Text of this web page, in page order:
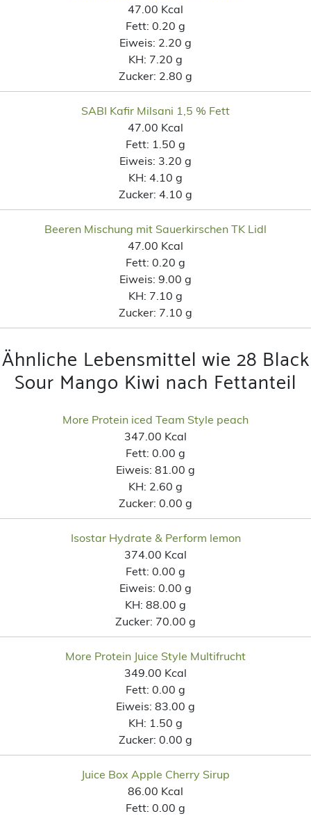
47.00 Kcal
Fett: 0.20 g
Eiweis: 2.20 g
KH: 7.20 g
Zucker: 2.80 g
SABI Kafir Milsani 1,5 % Fett
47.00 Kcal
Fett: 1.50 g
Eiweis: 3.20 g
KH: 4.10 g
Zucker: 4.10 g
Beeren Mischung mit Sauerkirschen TK Lidl
47.00 Kcal
Fett: 0.20 g
Eiweis: 9.00 g
KH: 7.10 g
Zucker: 7.10 g
Ähnliche Lebensmittel wie 28 Black
Sour Mango Kiwi nach Fettanteil
More Protein iced Team Style peach
347.00 Kcal
Fett: 0.00 g
Eiweis: 81.00 g
KH: 2.60 g
Zucker: 0.00 g
Isostar Hydrate & Perform lemon
374.00 Kcal
Fett: 0.00 g
Eiweis: 0.00 g
KH: 88.00 g
Zucker: 70.00 g
More Protein Juice Style Multifrucht
349.00 Kcal
Fett: 0.00 g
Eiweis: 83.00 g
KH: 1.50 g
Zucker: 0.00 g
Juice Box Apple Cherry Sirup
86.00 Kcal
Fett: 0.00 g